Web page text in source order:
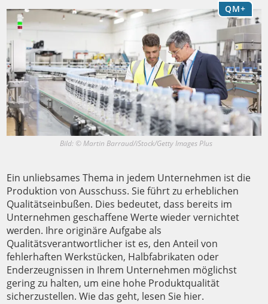
QM+
Bild: © Martin Barraud/iStock/Getty Images Plus
Ein unliebsames Thema in jedem Unternehmen ist die
Produktion von Ausschuss. Sie führt zu erheblichen
Qualitätseinbußen. Dies bedeutet, dass bereits im
Unternehmen geschaffene Werte wieder vernichtet
werden. Ihre originäre Aufgabe als
Qualitätsverantwortlicher ist es, den Anteil von
fehlerhaften Werkstücken, Halbfabrikaten oder
Enderzeugnissen in Ihrem Unternehmen möglichst
gering zu halten, um eine hohe Produktqualität
sicherzustellen. Wie das geht, lesen Sie hier.